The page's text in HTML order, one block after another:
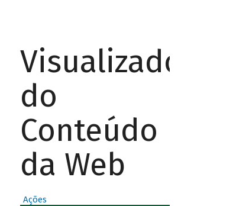
Visualizador
do
Conteúdo
da Web
Ações